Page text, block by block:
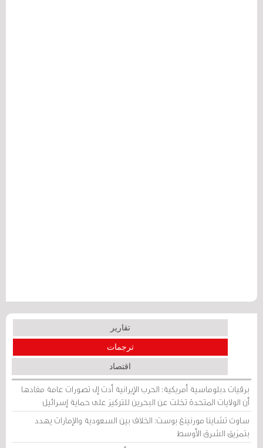
تقارير
ترجمات
اقتصاد
برقيات دبلوماسية أمريكية: الحرب الإيرانية أدت إلى تصورات عامة مفادها
أن الولايات المتحدة تخلت عن البحرين للتركيز على حماية إسرائيل
ساوث تشاينا مورنينغ بوست: الخلاف بين السعودية والإمارات يهدد
بتمزيق الشرق الأوسط